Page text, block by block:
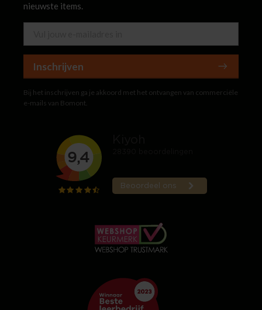
nieuwste items.
Inschrijven
Bij het inschrijven ga je akkoord met het ontvangen van commerciële
e-mails van Bomont.